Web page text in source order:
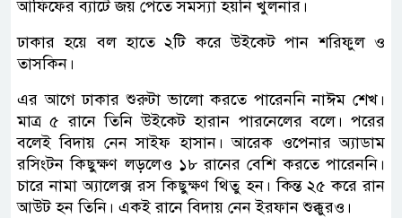
আফিফের ব্যাটে জয় পেতে সমস্যা হয়নি খুলনার।
ঢাকার হয়ে বল হাতে ২টি করে উইকেট পান শরিফুল ও
তাসকিন।
এর আগে ঢাকার শুরুটা ভালো করতে পারেননি নাঈম শেখ।
মাত্র ৫ রানে তিনি উইকেট হারান পারনেলের বলে। পরের
বলেই বিদায় নেন সাইফ হাসান। আরেক ওপেনার অ্যাডাম
রসিংটন কিছুক্ষণ লড়লেও ১৮ রানের বেশি করতে পারেননি।
চারে নামা অ্যালেক্স রস কিছুক্ষণ থিতু হন। কিন্ত ২৫ করে রান
আউট হন তিনি। একই রানে বিদায় নেন ইরফান শুক্কুরও।